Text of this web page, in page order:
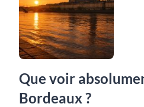
Que voir
Bordeaux ?